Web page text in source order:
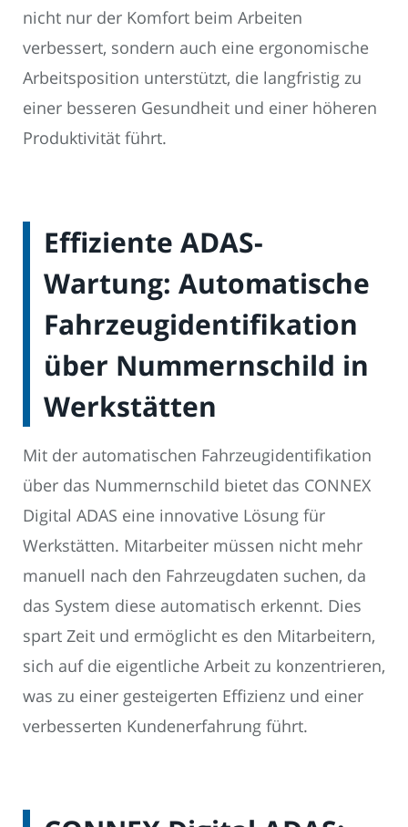
nicht nur der Komfort beim Arbeiten
verbessert, sondern auch eine ergonomische
Arbeitsposition unterstützt, die langfristig zu
einer besseren Gesundheit und einer höheren
Produktivität führt.
Effiziente ADAS-
Wartung: Automatische
Fahrzeugidentifikation
über Nummernschild in
Werkstätten
Mit der automatischen Fahrzeugidentifikation
über das Nummernschild bietet das CONNEX
Digital ADAS eine innovative Lösung für
Werkstätten. Mitarbeiter müssen nicht mehr
manuell nach den Fahrzeugdaten suchen, da
das System diese automatisch erkennt. Dies
spart Zeit und ermöglicht es den Mitarbeitern,
sich auf die eigentliche Arbeit zu konzentrieren,
was zu einer gesteigerten Effizienz und einer
verbesserten Kundenerfahrung führt.